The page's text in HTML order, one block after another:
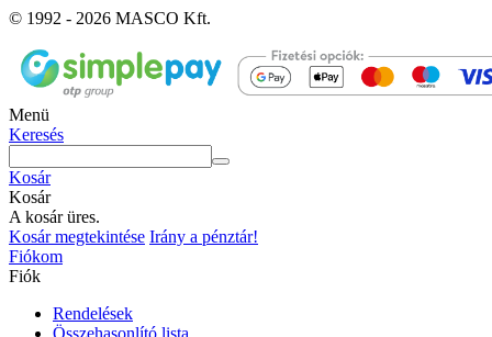
© 1992 - 2026 MASCO Kft.
Menü
Keresés
Kosár
Kosár
A kosár üres.
Kosár megtekintése Irány a pénztár!
Fiókom
Fiók
Rendelések